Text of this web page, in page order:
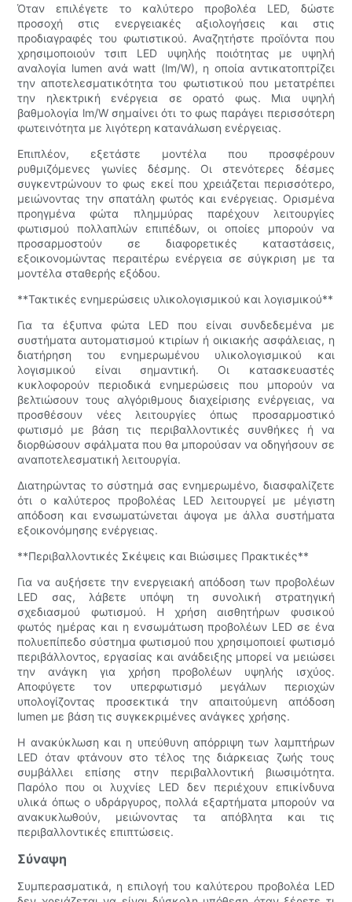
Όταν επιλέγετε το καλύτερο προβολέα LED, δώστε
προσοχή στις ενεργειακές αξιολογήσεις και στις
προδιαγραφές του φωτιστικού. Αναζητήστε προϊόντα που
χρησιμοποιούν τσιπ LED υψηλής ποιότητας με υψηλή
αναλογία lumen ανά watt (lm/W), η οποία αντικατοπτρίζει
την αποτελεσματικότητα του φωτιστικού που μετατρέπει
την ηλεκτρική ενέργεια σε ορατό φως. Μια υψηλή
βαθμολογία lm/W σημαίνει ότι το φως παράγει περισσότερη
φωτεινότητα με λιγότερη κατανάλωση ενέργειας.
Επιπλέον, εξετάστε μοντέλα που προσφέρουν
ρυθμιζόμενες γωνίες δέσμης. Οι στενότερες δέσμες
συγκεντρώνουν το φως εκεί που χρειάζεται περισσότερο,
μειώνοντας την σπατάλη φωτός και ενέργειας. Ορισμένα
προηγμένα φώτα πλημμύρας παρέχουν λειτουργίες
φωτισμού πολλαπλών επιπέδων, οι οποίες μπορούν να
προσαρμοστούν σε διαφορετικές καταστάσεις,
εξοικονομώντας περαιτέρω ενέργεια σε σύγκριση με τα
μοντέλα σταθερής εξόδου.
**Τακτικές ενημερώσεις υλικολογισμικού και λογισμικού**
Για τα έξυπνα φώτα LED που είναι συνδεδεμένα με
συστήματα αυτοματισμού κτιρίων ή οικιακής ασφάλειας, η
διατήρηση του ενημερωμένου υλικολογισμικού και
λογισμικού είναι σημαντική. Οι κατασκευαστές
κυκλοφορούν περιοδικά ενημερώσεις που μπορούν να
βελτιώσουν τους αλγόριθμους διαχείρισης ενέργειας, να
προσθέσουν νέες λειτουργίες όπως προσαρμοστικό
φωτισμό με βάση τις περιβαλλοντικές συνθήκες ή να
διορθώσουν σφάλματα που θα μπορούσαν να οδηγήσουν σε
αναποτελεσματική λειτουργία.
Διατηρώντας το σύστημά σας ενημερωμένο, διασφαλίζετε
ότι ο καλύτερος προβολέας LED λειτουργεί με μέγιστη
απόδοση και ενσωματώνεται άψογα με άλλα συστήματα
εξοικονόμησης ενέργειας.
**Περιβαλλοντικές Σκέψεις και Βιώσιμες Πρακτικές**
Για να αυξήσετε την ενεργειακή απόδοση των προβολέων
LED σας, λάβετε υπόψη τη συνολική στρατηγική
σχεδιασμού φωτισμού. Η χρήση αισθητήρων φυσικού
φωτός ημέρας και η ενσωμάτωση προβολέων LED σε ένα
πολυεπίπεδο σύστημα φωτισμού που χρησιμοποιεί φωτισμό
περιβάλλοντος, εργασίας και ανάδειξης μπορεί να μειώσει
την ανάγκη για χρήση προβολέων υψηλής ισχύος.
Αποφύγετε τον υπερφωτισμό μεγάλων περιοχών
υπολογίζοντας προσεκτικά την απαιτούμενη απόδοση
lumen με βάση τις συγκεκριμένες ανάγκες χρήσης.
Η ανακύκλωση και η υπεύθυνη απόρριψη των λαμπτήρων
LED όταν φτάνουν στο τέλος της διάρκειας ζωής τους
συμβάλλει επίσης στην περιβαλλοντική βιωσιμότητα.
Παρόλο που οι λυχνίες LED δεν περιέχουν επικίνδυνα
υλικά όπως ο υδράργυρος, πολλά εξαρτήματα μπορούν να
ανακυκλωθούν, μειώνοντας τα απόβλητα και τις
περιβαλλοντικές επιπτώσεις.
Σύναψη
Συμπερασματικά, η επιλογή του καλύτερου προβολέα LED